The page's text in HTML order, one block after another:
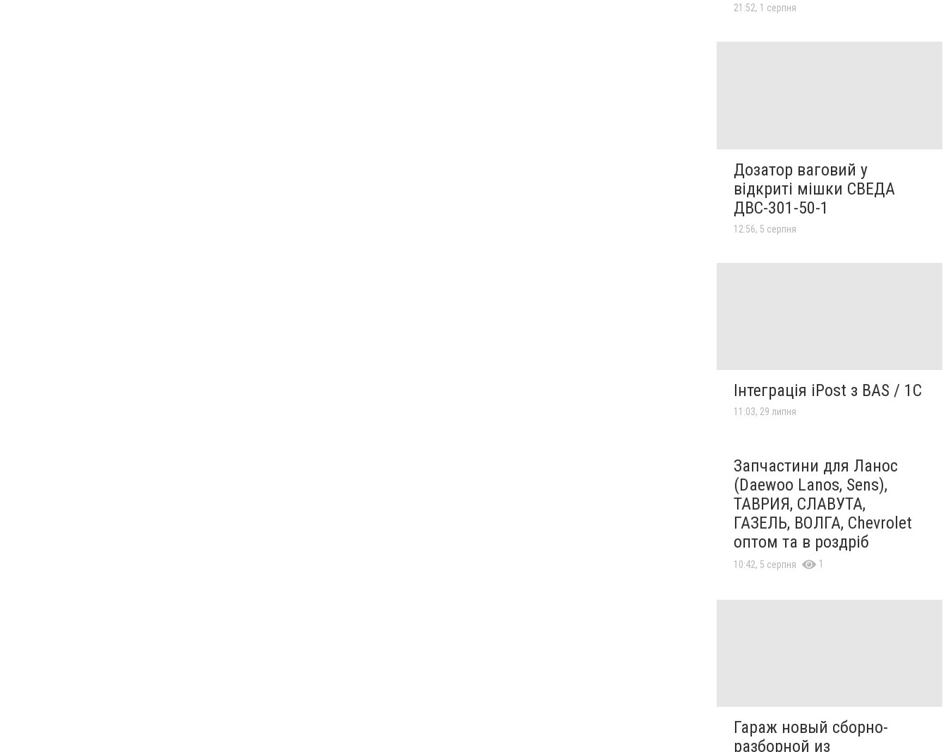
21:52, 1 серпня
Дозатор ваговий у
відкриті мішки СВЕДА
ДВС-301-50-1
12:56, 5 серпня
Інтеграція iPost з BAS / 1С
11:03, 29 липня
Запчастини для Ланос
(Daewoo Lanos, Sens),
ТАВРИЯ, СЛАВУТА,
ГАЗЕЛЬ, ВОЛГА, Chevrolet
оптом та в роздріб
10:42, 5 серпня 1
Гараж новый сборно-
разборной из